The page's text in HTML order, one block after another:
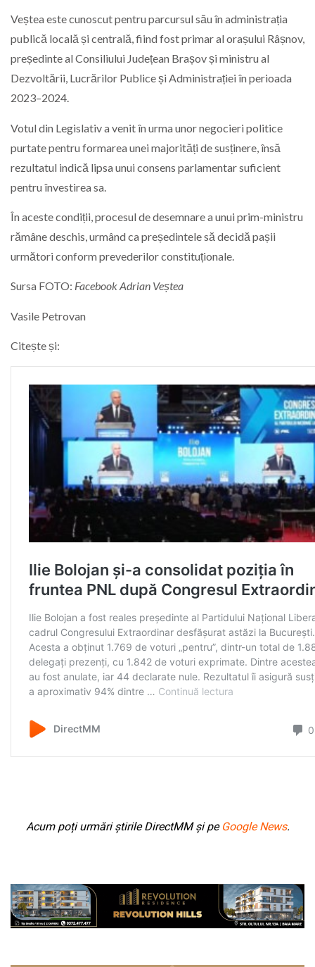
Veștea este cunoscut pentru parcursul său în administrația
publică locală și centrală, fiind fost primar al orașului Râșnov,
președinte al Consiliului Județean Brașov și ministru al
Dezvoltării, Lucrărilor Publice și Administrației în perioada
2023–2024.
Votul din Legislativ a venit în urma unor negocieri politice
purtate pentru formarea unei majorități de susținere, însă
rezultatul indică lipsa unui consens parlamentar suficient
pentru învestirea sa.
În aceste condiții, procesul de desemnare a unui prim-ministru
rămâne deschis, urmând ca președintele să decidă pașii
următori conform prevederilor constituționale.
Sursa FOTO: Facebook Adrian Veștea
Vasile Petrovan
Citește și:
Acum poți urmări știrile DirectMM și pe Google News.